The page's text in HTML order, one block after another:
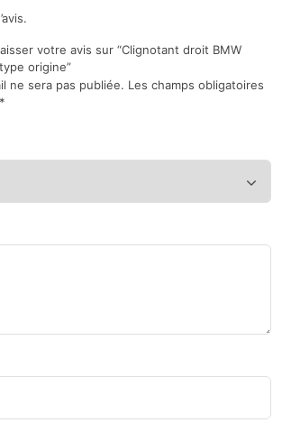
votre avis sur “Clignotant droit BMW
origine”
ne sera pas publiée. Les champs obligatoires
*